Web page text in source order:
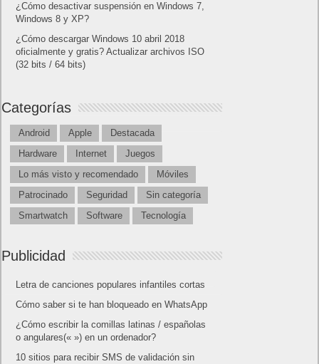
¿Cómo desactivar suspensión en Windows 7,
Windows 8 y XP?
¿Cómo descargar Windows 10 abril 2018
oficialmente y gratis? Actualizar archivos ISO
(32 bits / 64 bits)
Categorías
Android Apple
Destacada
Hardware
Internet
Juegos
Lo más visto y recomendado
Móviles
Patrocinado
Seguridad
Sin categoría
Smartwatch
Software Tecnología
Publicidad
Letra de canciones populares infantiles cortas
Cómo saber si te han bloqueado en WhatsApp
¿Cómo escribir la comillas latinas / españolas
o angulares(« ») en un ordenador?
10 sitios para recibir SMS de validación sin